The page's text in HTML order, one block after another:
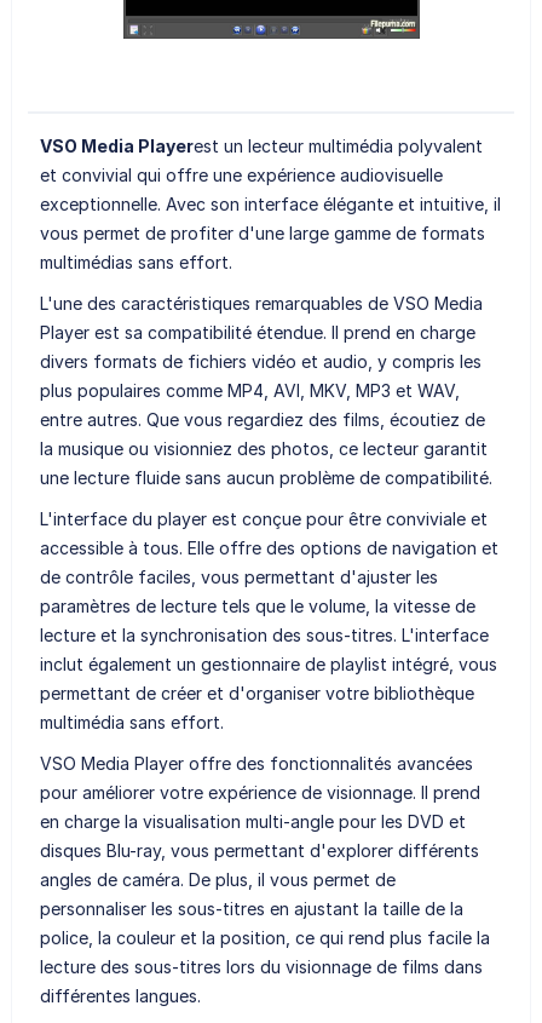
VSO Media Playerest un lecteur multimédia polyvalent
et convivial qui offre une expérience audiovisuelle
exceptionnelle. Avec son interface élégante et intuitive, il
vous permet de profiter d'une large gamme de formats
multimédias sans effort.
L'une des caractéristiques remarquables de VSO Media
Player est sa compatibilité étendue. Il prend en charge
divers formats de fichiers vidéo et audio, y compris les
plus populaires comme MP4, AVI, MKV, MP3 et WAV,
entre autres. Que vous regardiez des films, écoutiez de
la musique ou visionniez des photos, ce lecteur garantit
une lecture fluide sans aucun problème de compatibilité.
L'interface du player est conçue pour être conviviale et
accessible à tous. Elle offre des options de navigation et
de contrôle faciles, vous permettant d'ajuster les
paramètres de lecture tels que le volume, la vitesse de
lecture et la synchronisation des sous-titres. L'interface
inclut également un gestionnaire de playlist intégré, vous
permettant de créer et d'organiser votre bibliothèque
multimédia sans effort.
VSO Media Player offre des fonctionnalités avancées
pour améliorer votre expérience de visionnage. Il prend
en charge la visualisation multi-angle pour les DVD et
disques Blu-ray, vous permettant d'explorer différents
angles de caméra. De plus, il vous permet de
personnaliser les sous-titres en ajustant la taille de la
police, la couleur et la position, ce qui rend plus facile la
lecture des sous-titres lors du visionnage de films dans
différentes langues.